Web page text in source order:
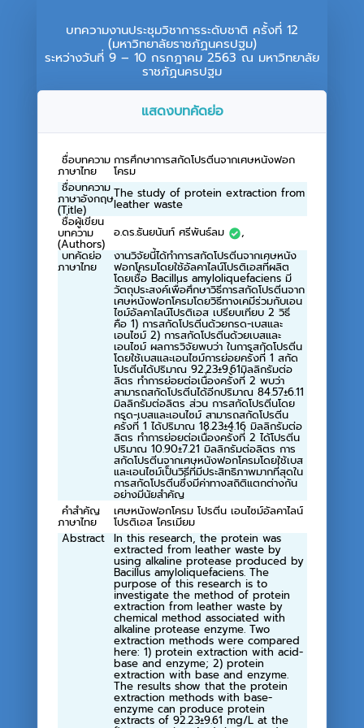
บทความงานประชุมวิชาการระดับชาติ ครั้งที่ 12
(มหาวิทยาลัยราชภัฏนครปฐม)
ระหว่างวันที่ 9 – 10 กรกฎาคม 2563 ณ มหาวิทยาลัย
ราชภัฏนครปฐม
แสดงบทคัดย่อ
ชื่อบทความ
ภาษาไทย
การศึกษาการสกัดโปรตีนจากเศษหนังฟอก
โครม
ชื่อบทความ
ภาษาอังกฤษ
(Title)
The study of protein extraction from
leather waste
ชื่อผู้เขียน
บทความ
(Authors)
อ.ดร.ธันยนันท์ ศรีพันธ์ลม
,
บทคัดย่อ
ภาษาไทย
งานวิจัยนี้ได้ทำการสกัดโปรตีนจากเศษหนัง
ฟอกโครมโดยใช้อัลคาไลน์โปรติเอสที่ผลิต
โดยเชื้อ Bacillus amyloliquefaciens มี
วัตถุประสงค์เพื่อศึกษาวิธีการสกัดโปรตีนจาก
เศษหนังฟอกโครมโดยวิธีทางเคมีร่วมกับเอน
ไซม์อัลคาไลน์โปรติเอส เปรียบเทียบ 2 วิธี
คือ 1) การสกัดโปรตีนด้วยกรด-เบสและ
เอนไซม์ 2) การสกัดโปรตีนด้วยเบสและ
เอนไซม์ ผลการวิจัยพบว่า ในการสกัดโปรตีน
โดยใช้เบสและเอนไซม์การย่อยครั้งที่ 1 สกัด
โปรตีนได้ปริมาณ 92.23±9.61มิลลิกรัมต่อ
ลิตร ทำการย่อยต่อเนื่องครั้งที่ 2 พบว่า
สามารถสกัดโปรตีนได้อีกปริมาณ 84.57±6.11
มิลลิกรัมต่อลิตร ส่วน การสกัดโปรตีนโดย
กรด-เบสและเอนไซม์ สามารถสกัดโปรตีน
ครั้งที่ 1 ได้ปริมาณ 18.23±4.16 มิลลิกรัมต่อ
ลิตร ทำการย่อยต่อเนื่องครั้งที่ 2 ได้โปรตีน
ปริมาณ 10.90±7.21 มิลลิกรัมต่อลิตร การ
สกัดโปรตีนจากเศษหนังฟอกโครมโดยใช้เบส
และเอนไซม์เป็นวิธีที่มีประสิทธิภาพมากที่สุดใน
การสกัดโปรตีนซึ่งมีค่าทางสถิติแตกต่างกัน
อย่างมีนัยสำคัญ
คำสำคัญ
ภาษาไทย
เศษหนังฟอกโครม โปรตีน เอนไซม์อัลคาไลน์
โปรติเอส โครเมียม
Abstract
In this research, the protein was
extracted from leather waste by
using alkaline protease produced by
Bacillus amyloliquefaciens. The
purpose of this research is to
investigate the method of protein
extraction from leather waste by
chemical method associated with
alkaline protease enzyme. Two
extraction methods were compared
here: 1) protein extraction with acid-
base and enzyme; 2) protein
extraction with base and enzyme.
The results show that the protein
extraction methods with base-
enzyme can produce protein
extracts of 92.23±9.61 mg/L at the